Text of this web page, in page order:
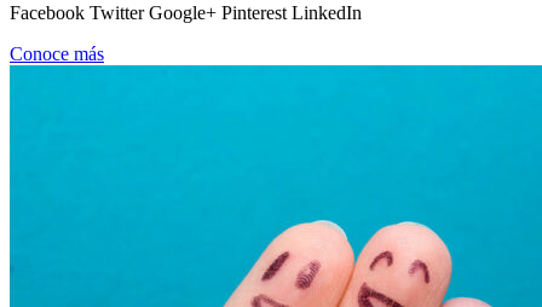
Facebook Twitter Google+ Pinterest LinkedIn
Conoce más